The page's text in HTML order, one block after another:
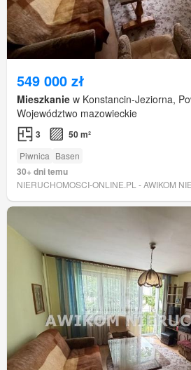
549 000 zł
Mieszkanie w Konstancin-Jeziorna,
Województwo mazowieckie
3 50 m²
Piwnica Basen
30+ dni temu
NIERUCHOMOSCI-ONLINE.PL - AWIKOM